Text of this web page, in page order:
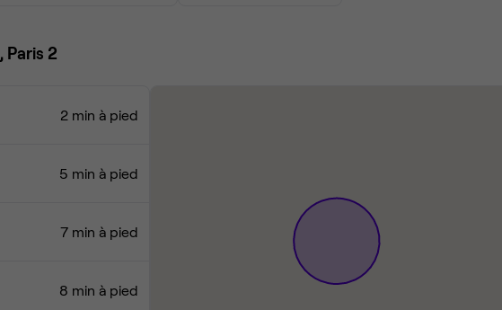
Paris 2
2 min à pied
5 min à pied
7 min à pied
8 min à pied